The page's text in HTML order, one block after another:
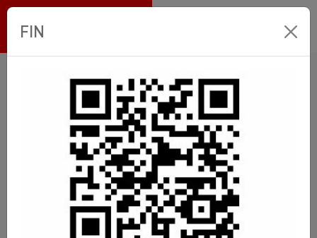
Ets BANNEUX
Boutique en ligne
Comptoir Plomberie
Groupe-7 robinetterie
Mitigeur de salle de bain
Mitigeur de lavabo murale
FIN